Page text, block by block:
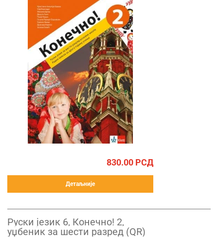
830.00 РСД
Детаљније
Руски језик 6, Конечно! 2,
уџбеник за шести разред (QR)